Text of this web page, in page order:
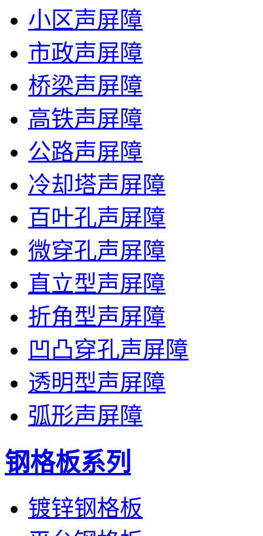
小区声屏障
市政声屏障
桥梁声屏障
高铁声屏障
公路声屏障
冷却塔声屏障
百叶孔声屏障
微穿孔声屏障
直立型声屏障
折角型声屏障
凹凸穿孔声屏障
透明型声屏障
弧形声屏障
钢格板系列
镀锌钢格板